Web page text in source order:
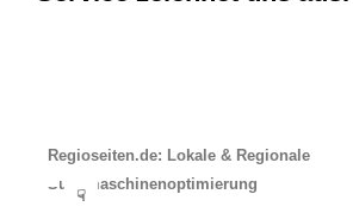
Regioseiten.de: Lokale & Regionale
Suchmaschinenoptimierung
☟